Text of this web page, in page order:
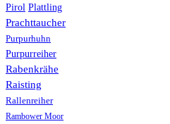
Pirol Plattling
Prachttaucher
Purpurhuhn
Purpurreiher
Rabenkrähe
Raisting
Rallenreiher
Rambower Moor